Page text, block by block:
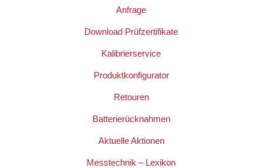
Anfrage
Download Prüfzertifikate
Kalibrierservice
Produktkonfigurator
Retouren
Batterierücknahmen
Aktuelle Aktionen
Messtechnik – Lexikon